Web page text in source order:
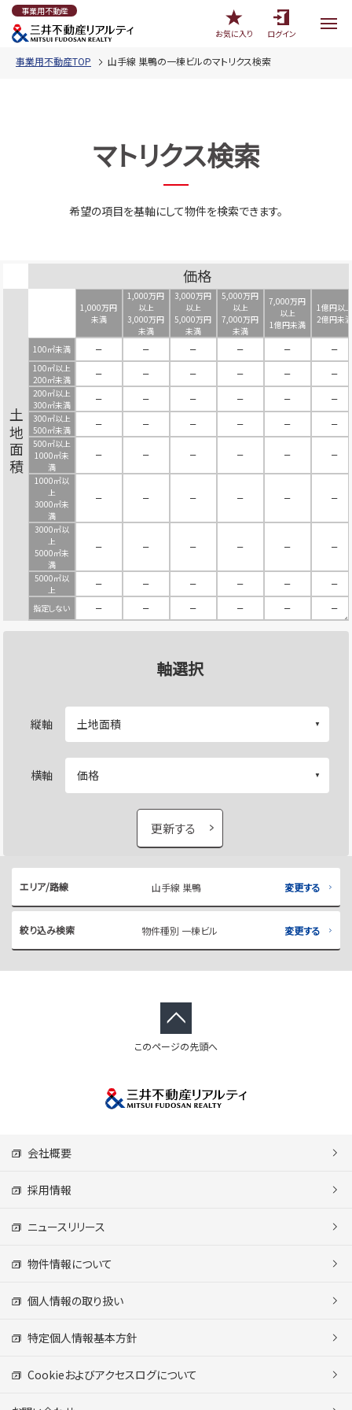
事業用不動産
お気に入り
ログイン
事業用不動産TOP 山手線 巣鴨の一棟ビルのマトリクス検索
マトリクス検索
希望の項目を基軸にして物件を検索できます。
価格
土地面積
1,000万円
未満
1,000万円
以上
3,000万円
未満
3,000万円
以上
5,000万円
未満
5,000万円
以上
7,000万円
未満
7,000万円
以上
1億円未満
1億円以上
2億円未満
100㎡未満 － － － － －
－
100㎡以上
200㎡未満
－ － － － －
－
200㎡以上
300㎡未満
－ － － － －
－
300㎡以上
500㎡未満
－ － － － －
－
500㎡以上
1000㎡未
満
－ － － － － －
1000㎡以
上
3000㎡未
満
－ － － － － －
3000㎡以
上
5000㎡未
満
－ － － － － －
5000㎡以
上
－ － － － － －
指定しない － － － － － －
軸選択
縦軸
横軸
更新する
エリア/路線 山手線 巣鴨 変更する
絞り込み検索 物件種別 一棟ビル 変更する
このページの先頭へ
会社概要
採用情報
ニュースリリース
物件情報について
個人情報の取り扱い
特定個人情報基本方針
Cookieおよびアクセスログについて